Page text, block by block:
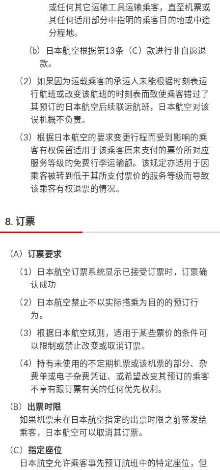
或任何其它运输工具运输乘客，直至机票或
其任何适用部分中指明的乘客目的地或中途
分程地。
（b）
日本航空根据第13条（C）款进行非自愿退
款。
（2）如果因为运载乘客的承运人未能根据时刻表运
行航班或改变该航班的时刻表而致使乘客错过了
其预订的日本航空后续联运航班，日本航空对该
误机概不负责。
（3）根据日本航空的要求变更行程而受到影响的乘
客有权保留适用于该乘客原来支付的票价所对应
服务等级的免费行李运输额。该规定亦适用于因
乘客被转到低于其所支付票价的服务等级而导致
该乘客有权退票的情况。
8. 订票
（A）订票要求
（1）
日本航空订票系统显示已接受订票时，订票确
认成功
（2）
日本航空禁止不以实际搭乘为目的的预订行
为。
（3）根据日本航空规则，适用于某些票价的条件可
以限制或禁止改变或取消订票。
（4）持有未使用的不定期机票或该机票的部分、杂
费单或电子杂费凭证、或希望改变其预订的乘客
不享有跟订票有关的任何优先权利。
（B） 出票时限
如果机票未在日本航空指定的出票时限之前签发给
乘客，日本航空可以取消其订票。
（C）指定座位
日本航空允许乘客事先预订航班中的特定座位，但